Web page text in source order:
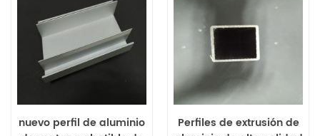
nuevo perfil de aluminio
Perfiles de extrusión de